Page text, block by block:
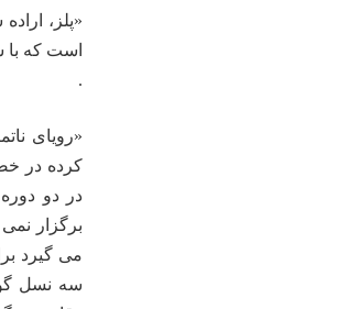
«پلز،
.
«رویای
کرده در
برگزار
سه نسل